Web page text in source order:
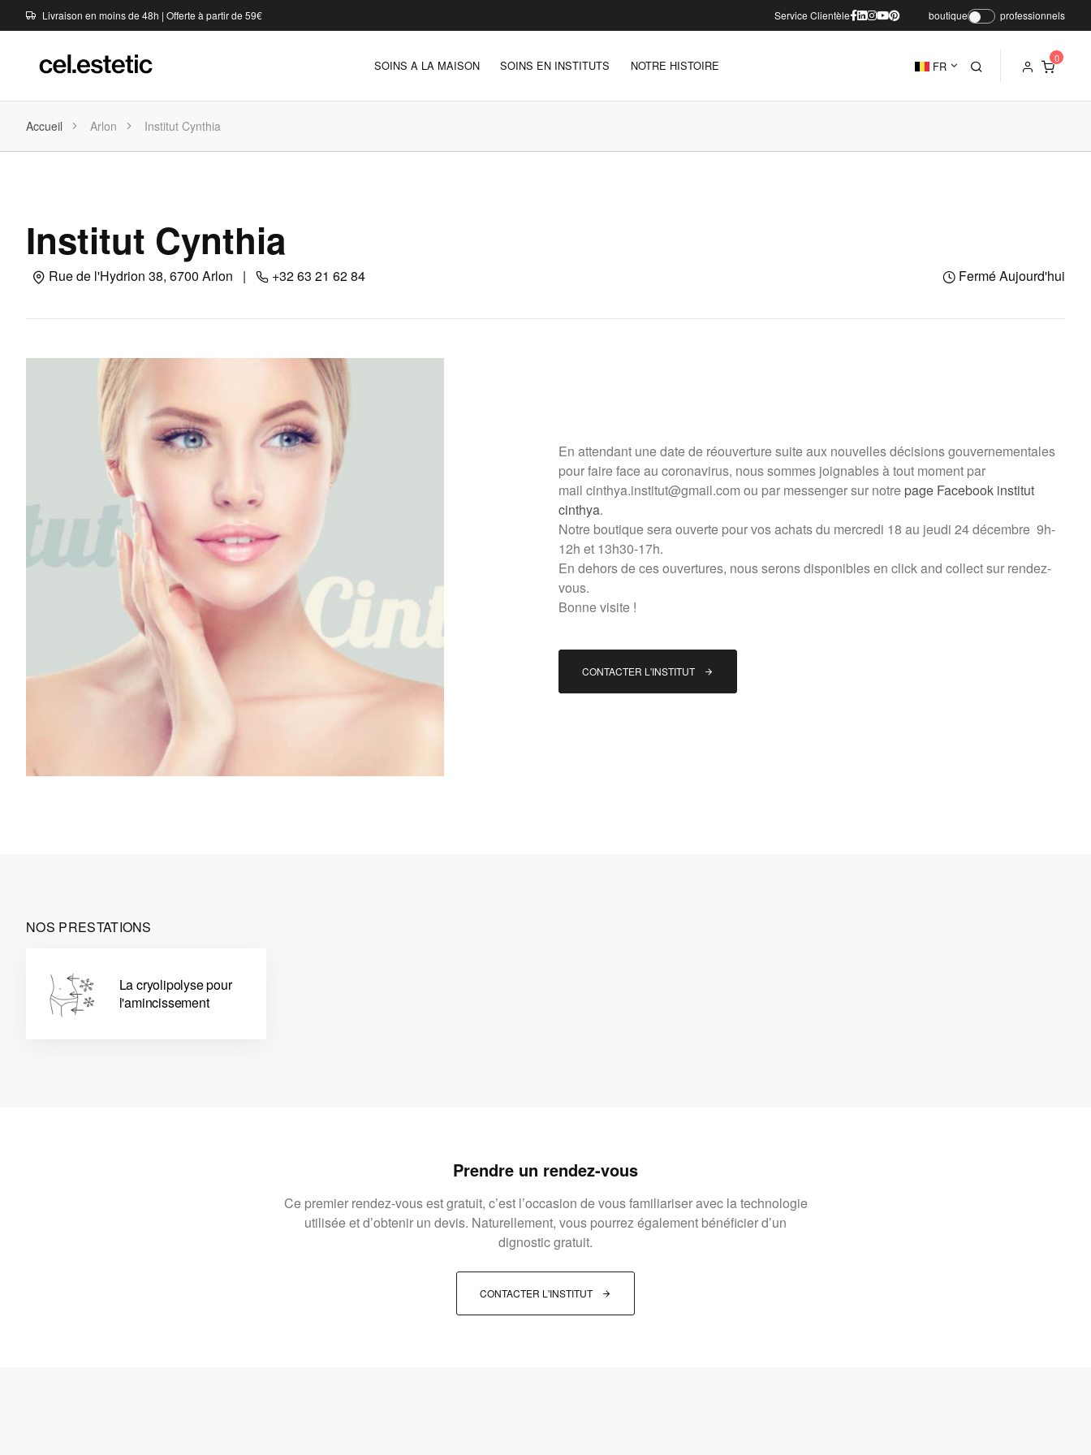
Livraison en moins de 48h | Offerte à partir de 59€ Service Clientèle boutique professionnels
SOINS A LA MAISON SOINS EN INSTITUTS NOTRE HISTOIRE FR
Accueil Arlon Institut Cynthia
Institut Cynthia
Rue de l'Hydrion 38, 6700 Arlon | +32 63 21 62 84 Fermé Aujourd'hui
En attendant une date de réouverture suite aux nouvelles décisions gouvernementales
pour faire face au coronavirus, nous sommes joignables à tout moment par
mail cinthya.institut@gmail.com ou par messenger sur notre page Facebook institut
cinthya.
Notre boutique sera ouverte pour vos achats du mercredi 18 au jeudi 24 décembre 9h-
12h et 13h30-17h.
En dehors de ces ouvertures, nous serons disponibles en click and collect sur rendez-
vous.
Bonne visite !
CONTACTER L'INSTITUT
NOS PRESTATIONS
La cryolipolyse pour
l'amincissement
Prendre un rendez-vous
Ce premier rendez-vous est gratuit, c’est l’occasion de vous familiariser avec la technologie
utilisée et d’obtenir un devis. Naturellement, vous pourrez également bénéficier d’un
dignostic gratuit.
CONTACTER L'INSTITUT